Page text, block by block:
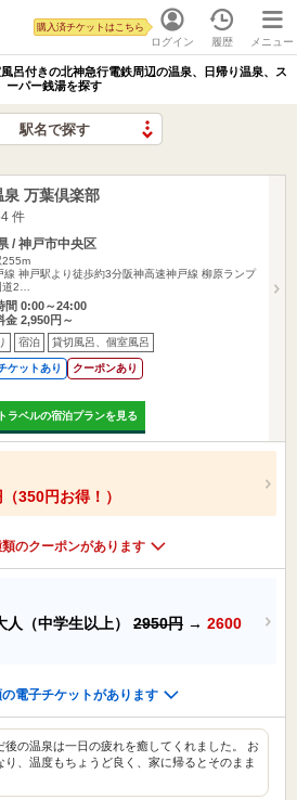
ログイン
購入済チケットはこちら
履歴 メニュー
呂付きの北神急行電鉄周辺の温泉、日帰り温泉、ス
ーパー銭湯を探す
駅名で探す
万葉倶楽部
件
/ 神戸市中央区
255m
線 神戸駅より徒歩約3分阪神高速神戸線 柳原ランプ
道2…
間 0:00～24:00
金 2,950円～
宿泊 貸切風呂、個室風呂
ケットあり クーポンあり
ラベルの宿泊プランを見る
350円お得！）
のクーポンがあります
人（中学生以上） 2950円 → 2600
電子チケットがあります
後の温泉は一日の疲れを癒してくれました。 お
り、温度もちょうど良く、家に帰るとそのまま